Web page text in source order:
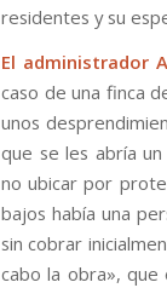
residentes y su
El administrador
caso de una finca
unos
que se les abría
no ubicar por
bajos había una
sin cobrar
cabo la obra»,